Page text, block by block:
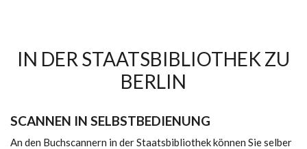
IN DER STAATSBIBLIOTHEK ZU
BERLIN
SCANNEN IN SELBSTBEDIENUNG
An den Buchscannern in der Staatsbibliothek können Sie selber